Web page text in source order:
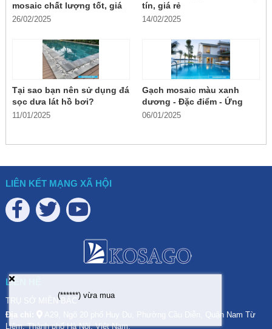
mosaic chất lượng tốt, giá
rẻ
26/02/2025
tín, giá rẻ
14/02/2025
Tại sao bạn nên sử dụng đá
sọc dưa lát hồ bơi?
11/01/2025
Gạch mosaic màu xanh
dương - Đặc điểm - Ứng
dụng
06/01/2025
LIÊN KẾT MẠNG XÃ HỘI
LIÊN HỆ
TRỤ SỞ MIỀN BẮC
Địa chỉ:
A29, Ngõ 20 phố Huy Du, Phường Cầu Diễn, Quận Nam Từ
Liêm, Thành phố Hà Nội, Việt Nam.
(******) vừa mua